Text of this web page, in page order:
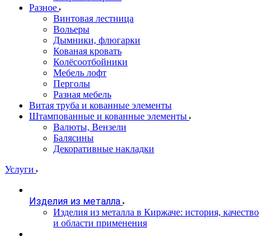
Разное
Винтовая лестница
Вольеры
Дымники, флюгарки
Кованая кровать
Колёсоотбойники
Мебель лофт
Перголы
Разная мебель
Витая труба и кованные элементы
Штампованные и кованные элементы
Валюты, Вензели
Балясины
Декоративные накладки
Услуги
Изделия из металла
Изделия из металла в Киржаче: история, качество
и области применения